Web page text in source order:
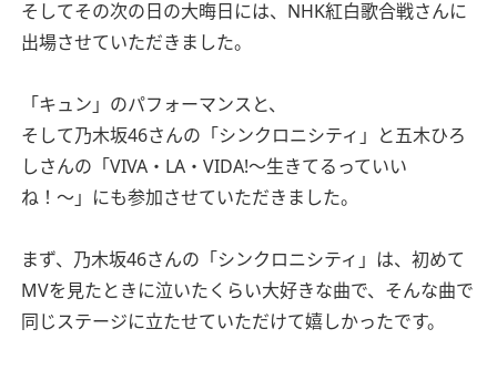
そしてその次の日の大晦日には、NHK紅白歌合戦さんに
出場させていただきました。
「キュン」のパフォーマンスと、
そして乃木坂46さんの「シンクロニシティ」と五木ひろ
しさんの「VIVA・LA・VIDA!〜生きてるっていい
ね！〜」にも参加させていただきました。
まず、乃木坂46さんの「シンクロニシティ」は、初めて
MVを見たときに泣いたくらい大好きな曲で、そんな曲で
同じステージに立たせていただけて嬉しかったです。